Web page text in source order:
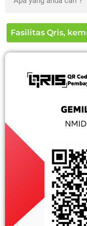
Fasilitas Qris,